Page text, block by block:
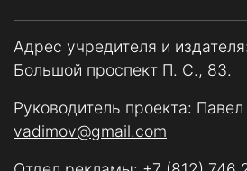
Адрес учредителя и
Большой проспект П. С., 83.
Руководитель проекта:
vadimov@gmail.com